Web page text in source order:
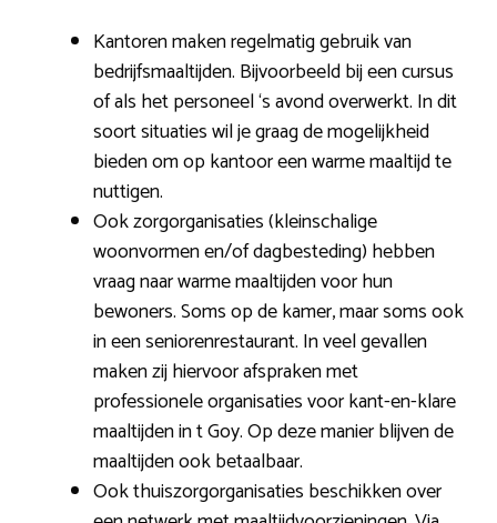
Kantoren maken regelmatig gebruik van
bedrijfsmaaltijden. Bijvoorbeeld bij een cursus
of als het personeel ‘s avond overwerkt. In dit
soort situaties wil je graag de mogelijkheid
bieden om op kantoor een warme maaltijd te
nuttigen.
Ook zorgorganisaties (kleinschalige
woonvormen en/of dagbesteding) hebben
vraag naar warme maaltijden voor hun
bewoners. Soms op de kamer, maar soms ook
in een seniorenrestaurant. In veel gevallen
maken zij hiervoor afspraken met
professionele organisaties voor kant-en-klare
maaltijden in t Goy. Op deze manier blijven de
maaltijden ook betaalbaar.
Ook thuiszorgorganisaties beschikken over